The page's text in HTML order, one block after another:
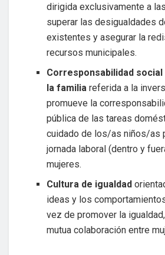
dirigida exclusivamente a
superar las desigualdades
existentes y asegurar la
recursos municipales.
Corresponsabilidad social
la familia referida a la
promueve la
pública de las tareas
cuidado de los/as niños/as
jornada laboral (dentro y
mujeres.
Cultura de igualdad
ideas y los
vez de promover la
mutua colaboración entre